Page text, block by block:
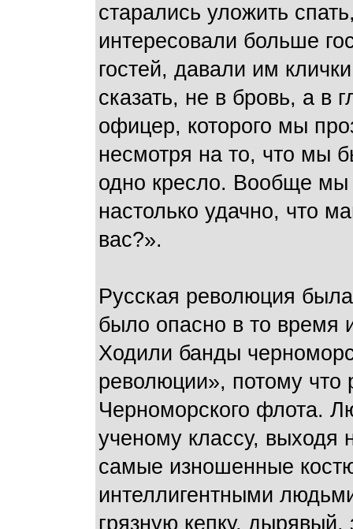
старались уложить
интересовали больше
гостей, давали им
сказать, не в бровь, а в
офицер, которого мы
несмотря на то, что мы
одно кресло. Вообще мы
настолько удачно, что
вас?».
Русская революция
было опасно в то время
Ходили банды
революции», потому
Черноморского флота.
ученому классу, выходя
самые изношенные
интеллигентными
грязную кепку,